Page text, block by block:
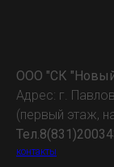
ООО "СК
Адрес: г.
(первый этаж,
контакты